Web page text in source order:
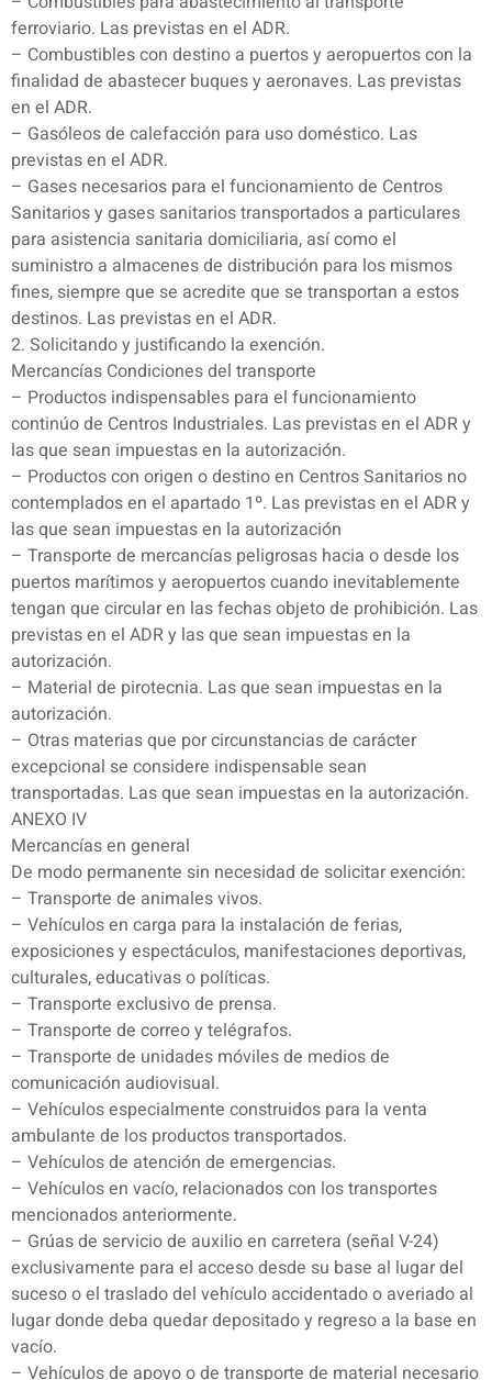
ferroviario. Las previstas en el ADR.
– Combustibles con destino a puertos y aeropuertos con la
finalidad de abastecer buques y aeronaves. Las previstas
en el ADR.
– Gasóleos de calefacción para uso doméstico. Las
previstas en el ADR.
– Gases necesarios para el funcionamiento de Centros
Sanitarios y gases sanitarios transportados a particulares
para asistencia sanitaria domiciliaria, así como el
suministro a almacenes de distribución para los mismos
fines, siempre que se acredite que se transportan a estos
destinos. Las previstas en el ADR.
2. Solicitando y justificando la exención.
Mercancías Condiciones del transporte
– Productos indispensables para el funcionamiento
continúo de Centros Industriales. Las previstas en el ADR y
las que sean impuestas en la autorización.
– Productos con origen o destino en Centros Sanitarios no
contemplados en el apartado 1º. Las previstas en el ADR y
las que sean impuestas en la autorización
– Transporte de mercancías peligrosas hacia o desde los
puertos marítimos y aeropuertos cuando inevitablemente
tengan que circular en las fechas objeto de prohibición. Las
previstas en el ADR y las que sean impuestas en la
autorización.
– Material de pirotecnia. Las que sean impuestas en la
autorización.
– Otras materias que por circunstancias de carácter
excepcional se considere indispensable sean
transportadas. Las que sean impuestas en la autorización.
ANEXO IV
Mercancías en general
De modo permanente sin necesidad de solicitar exención:
– Transporte de animales vivos.
– Vehículos en carga para la instalación de ferias,
exposiciones y espectáculos, manifestaciones deportivas,
culturales, educativas o políticas.
– Transporte exclusivo de prensa.
– Transporte de correo y telégrafos.
– Transporte de unidades móviles de medios de
comunicación audiovisual.
– Vehículos especialmente construidos para la venta
ambulante de los productos transportados.
– Vehículos de atención de emergencias.
– Vehículos en vacío, relacionados con los transportes
mencionados anteriormente.
– Grúas de servicio de auxilio en carretera (señal V-24)
exclusivamente para el acceso desde su base al lugar del
suceso o el traslado del vehículo accidentado o averiado al
lugar donde deba quedar depositado y regreso a la base en
vacío.
– Vehículos de apoyo o de transporte de material necesario